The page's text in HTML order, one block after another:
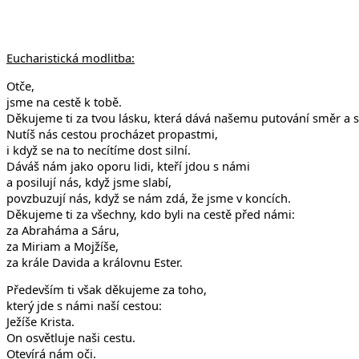
Eucharistická modlitba:
Otče,
jsme na cestě k tobě.
Děkujeme ti za tvou lásku, která dává našemu putování směr a
Nutíš nás cestou procházet propastmi,
i když se na to necítíme dost silní.
Dáváš nám jako oporu lidi, kteří jdou s námi
a posilují nás, když jsme slabí,
povzbuzují nás, když se nám zdá, že jsme v koncích.
Děkujeme ti za všechny, kdo byli na cestě před námi:
za Abraháma a Sáru,
za Miriam a Mojžíše,
za krále Davida a královnu Ester.
Především ti však děkujeme za toho,
který jde s námi naší cestou:
Ježíše Krista.
On osvětluje naši cestu.
Otevírá nám oči.